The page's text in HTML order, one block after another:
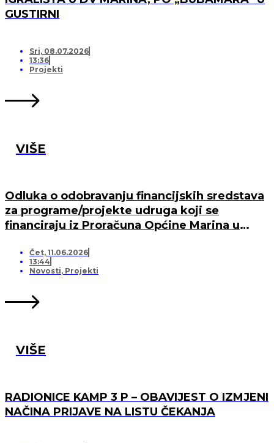
GUSTIRNI
Sri, 08.07.2026
13:36
Projekti
VIŠE
Odluka o odobravanju financijskih sredstava
za programe/projekte udruga koji se
financiraju iz Proračuna Općine Marina u
Čet, 11.06.2026
13:44
Novosti, Projekti
VIŠE
RADIONICE KAMP 3 P – OBAVIJEST O IZMJENI
NAČINA PRIJAVE NA LISTU ČEKANJA